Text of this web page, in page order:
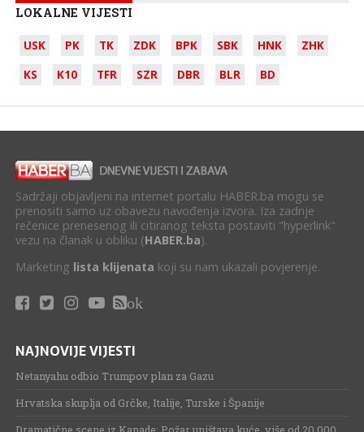
LOKALNE VIJESTI
USK PK TK ZDK BPK SBK HNK
ZHK
KS
K10 TFR SZR DBR BLR BD
Sadržaji objavljeni na internet portalu HABER.ba mogu se
prenositi samo uz obavezu navođenja izvora. Iza zadnje
rečenice prenesenog ili citiranog teksta postaviti "hyperlink"
vezu na članak u obliku (HABER.ba).
Marketing lista klijenata koji su nam ukazali povjerenje.
ok
NAJNOVIJE VIJESTI
Netanyahu odbio Trumpov plan za Gazu
Hrvatska skuplja od Grčke, Italije, Turske i Španije